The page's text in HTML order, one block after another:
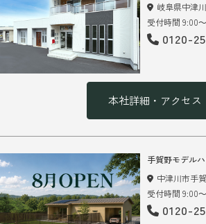
岐阜県中津
受付時間 9:00
0120-
本社詳細・アクセス
手賀野モデル
中津川市手
受付時間 9:00
0120-